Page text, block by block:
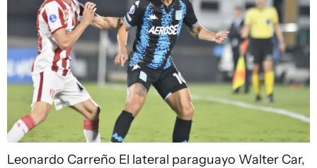
Leonardo Carreño El lateral paraguayo Walter Car,